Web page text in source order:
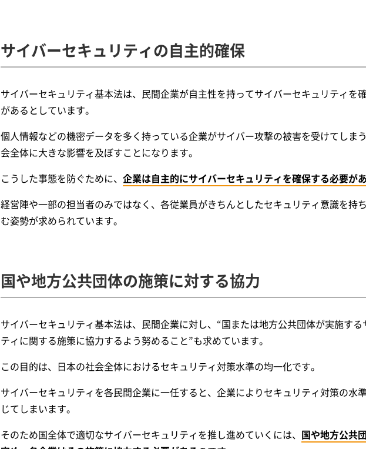
サイバーセキュリティの自主的確保
サイバーセキュリティ基本法は、民間企業が自主性を持ってサイバーセキュリティを
があるとしています。
個人情報などの機密データを多く持っている企業がサイバー攻撃の被害を受けてしま
会全体に大きな影響を及ぼすことになります。
こうした事態を防ぐために、 企業は自主的にサイバーセキュリティを確保する必要が
経営陣や一部の担当者のみではなく、各従業員がきちんとしたセキュリティ意識を持
む姿勢が求められています。
国や地方公共団体の施策に対する協力
サイバーセキュリティ基本法は、民間企業に対し、“国または地方公共団体が実施する
ティに関する施策に協力するよう努めること”も求めています。
この目的は、日本の社会全体におけるセキュリティ対策水準の均一化です。
サイバーセキュリティを各民間企業に一任すると、企業によりセキュリティ対策の水
じてしまいます。
そのため国全体で適切なサイバーセキュリティを推し進めていくには、 国や地方公共